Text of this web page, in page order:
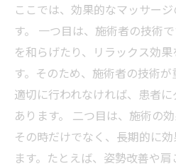
ここでは、効果的なマッサー
す。 一つ目は、施術者の技術
を和らげたり、リラックス効
す。そのため、施術者の技術
適切に行われなければ、患者
あります。 二つ目は、施術の
その時だけでなく、長期的に
ます。たとえば、姿勢改善や